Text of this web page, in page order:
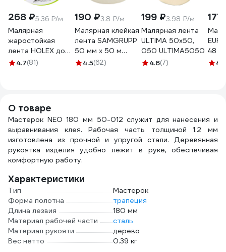
268 ₽5.36 ₽/м
Малярная
жаростойкая
лента HOLEX до
100С, зеленая,
4.7(81)
190 ₽3.8 ₽/м
Малярная клейкая
лента SAMGRUPP
50 мм х 50 м
SAMC-
4.5(62)
199 ₽3.98 ₽/м
Малярная лента
ULTIMA 50x50,
050 ULTIMA5050
4.6(7)
177
48
4.4
О товаре
Мастерок NEO 180 мм 50-012 служит для нанесения и
выравнивания клея. Рабочая часть толщиной 1.2 мм
изготовлена из прочной и упругой стали. Деревянная
рукоятка изделия удобно лежит в руке, обеспечивая
комфортную работу.
Характеристики
Тип
Мастерок
Форма полотна
трапеция
Длина лезвия
180 мм
Материал рабочей части
сталь
Материал рукояти
дерево
Вес нетто
0.39 кг